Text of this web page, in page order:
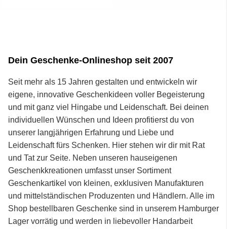
Dein Geschenke-Onlineshop seit 2007
Seit mehr als 15 Jahren gestalten und entwickeln wir
eigene, innovative Geschenkideen voller Begeisterung
und mit ganz viel Hingabe und Leidenschaft. Bei deinen
individuellen Wünschen und Ideen profitierst du von
unserer langjährigen Erfahrung und Liebe und
Leidenschaft fürs Schenken. Hier stehen wir dir mit Rat
und Tat zur Seite. Neben unseren hauseigenen
Geschenkkreationen umfasst unser Sortiment
Geschenkartikel von kleinen, exklusiven Manufakturen
und mittelständischen Produzenten und Händlern. Alle im
Shop bestellbaren Geschenke sind in unserem Hamburger
Lager vorrätig und werden in liebevoller Handarbeit